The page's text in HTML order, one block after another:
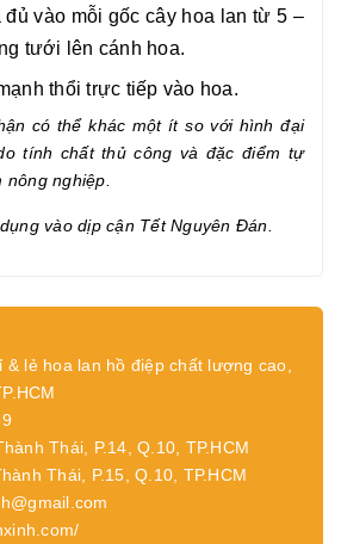
vào mỗi gốc cây hoa lan từ 5 –
tưới lên cánh hoa.
thổi trực tiếp vào hoa.
có thể khác một ít so với hình đại
tính chất thủ công và đặc điểm tự
nông nghiệp.
vào dịp cận Tết Nguyên Đán.
& lẻ hoa lan hồ điệp chất lượng cao,
Thái, P.14, Q.10, TP.HCM
Thái, P.15, Q.10, TP.HCM